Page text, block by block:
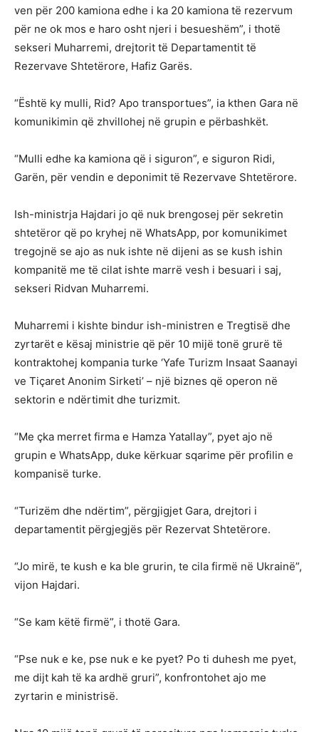
ven për 200 kamiona edhe i ka 20 kamiona të rezervum
për ne ok mos e haro osht njeri i besueshëm”, i thotë
sekseri Muharremi, drejtorit të Departamentit të
Rezervave Shtetërore, Hafiz Garës.
“Është ky mulli, Rid? Apo transportues”, ia kthen Gara në
komunikimin që zhvillohej në grupin e përbashkët.
“Mulli edhe ka kamiona që i siguron”, e siguron Ridi,
Garën, për vendin e deponimit të Rezervave Shtetërore.
Ish-ministrja Hajdari jo që nuk brengosej për sekretin
shtetëror që po kryhej në WhatsApp, por komunikimet
tregojnë se ajo as nuk ishte në dijeni as se kush ishin
kompanitë me të cilat ishte marrë vesh i besuari i saj,
sekseri Ridvan Muharremi.
Muharremi i kishte bindur ish-ministren e Tregtisë dhe
zyrtarët e kësaj ministrie që për 10 mijë tonë grurë të
kontraktohej kompania turke ‘Yafe Turizm Insaat Saanayi
ve Tiçaret Anonim Sirketi’ – një biznes që operon në
sektorin e ndërtimit dhe turizmit.
“Me çka merret firma e Hamza Yatallay”, pyet ajo në
grupin e WhatsApp, duke kërkuar sqarime për profilin e
kompanisë turke.
“Turizëm dhe ndërtim”, përgjigjet Gara, drejtori i
departamentit përgjegjës për Rezervat Shtetërore.
“Jo mirë, te kush e ka ble grurin, te cila firmë në Ukrainë”,
vijon Hajdari.
“Se kam këtë firmë”, i thotë Gara.
“Pse nuk e ke, pse nuk e ke pyet? Po ti duhesh me pyet,
me dijt kah të ka ardhë gruri”, konfrontohet ajo me
zyrtarin e ministrisë.